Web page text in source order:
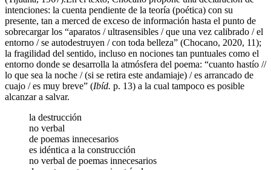
intenciones: la cuenta pendiente de la teoría (poética) con su
presente, tan a merced de exceso de información hasta el punto de
sobrecargar los “aparatos / ultrasensibles / que una vez calibrado / el
entorno / se autodestruyen / con toda belleza” (Chocano, 2020, 11);
la fragilidad del sentido, incluso en nociones tan puntuales como el
entorno donde se desarrolla la atmósfera del poema: “cuanto hastío //
lo que sea la noche / (si se retira este andamiaje) / es arrancado de
cuajo / es muy breve” (Ibíd. p. 13) a la cual tampoco es posible
alcanzar a salvar.
la destrucción
no verbal
de poemas innecesarios
es idéntica a la construcción
no verbal de poemas innecesarios